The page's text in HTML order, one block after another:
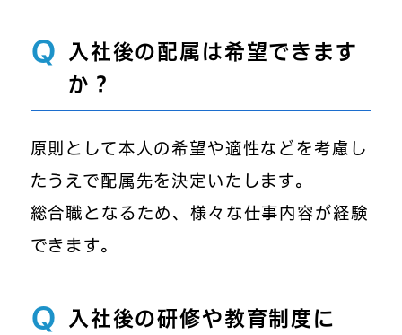
Q
入社後の配属は希望できます
か？
原則として本人の希望や適性などを考慮し
たうえで配属先を決定いたします。
総合職となるため、様々な仕事内容が経験
できます。
Q
入社後の研修や教育制度に